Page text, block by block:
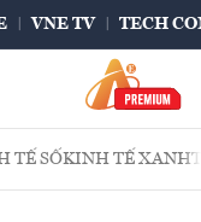
VNE TV TECH
TẾ SỐKINH TẾ XANH